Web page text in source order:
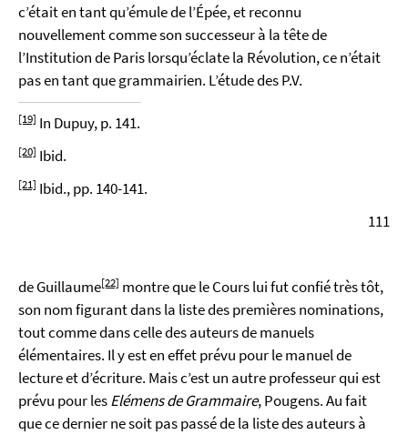
c’était en tant qu’émule de l’Épée, et reconnu
nouvellement comme son successeur à la tête de
l’Institution de Paris lorsqu’éclate la Révolution, ce n’était
pas en tant que grammairien. L’étude des P.V.
[19] In Dupuy, p. 141.
[20] Ibid.
[21] Ibid., pp. 140-141.
111
de Guillaume[22] montre que le Cours lui fut confié très tôt,
son nom figurant dans la liste des premières nominations,
tout comme dans celle des auteurs de manuels
élémentaires. Il y est en effet prévu pour le manuel de
lecture et d’écriture. Mais c’est un autre professeur qui est
prévu pour lesElémens de Grammaire, Pougens. Au fait
que ce dernier ne soit pas passé de la liste des auteurs à